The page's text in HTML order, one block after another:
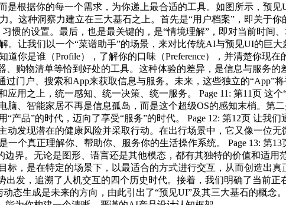
根据你的每一个需求，为你递上最合适的工具。如图所示，预
。这种洞察力建立在三大基石之上。首先是“用户档案”，即关于
惯的设置。最后，也是最关键的，是“情境理解”，即对当前时间
。让我们以一个“菜谱助手”的场景，来对比传统AI与预见UI的巨
你是谁（Profile），了解你的口味（Preference），并清楚你现
购物清单等恰到好处的工具。这种体验的差异，是信息与服务的
门户、搜索和App来获取信息与服务。未来，这些独立的“App”
用之上，统一感知、统一决策、统一服务。 Page 11: 第11页 这
、智能家居不再是信息孤岛，而是这个超级OS的感知末梢。第
品”的时代，迈向了享受“服务”的时代。 Page 12: 第12页 让我
动发现潜在的健康风险并采取行动。在出行场景中，它又像一位
个真正理解你、帮助你、服务你的生活操作系统。 Page 13: 第
界。无论是图形、语言还是其他模态，都有其独特的价值和适用
，是在特定的场景下，以最适合的方式进行交互，从而创造出真
发，追溯了人机交互的四个历史时代。接着，我们明确了当前
态生成是未来的方向，由此引出了“预见UI”及其三大基石的概念